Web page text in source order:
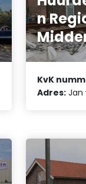
n
KvK
Adres: Jan